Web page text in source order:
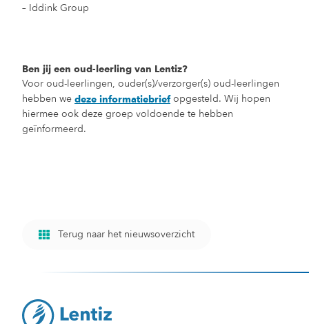
– Iddink Group
Ben jij een oud-leerling van Lentiz?
Voor oud-leerlingen, ouder(s)/verzorger(s) oud-leerlingen
hebben we deze informatiebriefopgesteld. Wij hopen
hiermee ook deze groep voldoende te hebben
geïnformeerd.
Terug naar het nieuwsoverzicht